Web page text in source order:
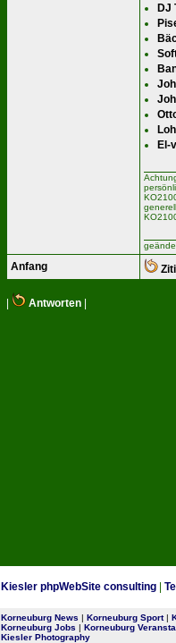
DJ
El-
Anfang
Antworten
Kiesler phpWebSite consulting
Korneuburg News | Korneuburg Sport|
Korneuburg Jobs | Korneuburg
Kiesler Photography